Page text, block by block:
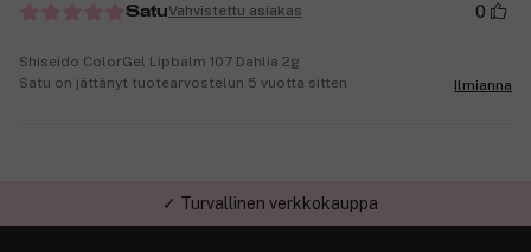
SatuVahvistettu asiakas 0
Shiseido ColorGel Lipbalm 107 Dahlia 2g
Satu on jättänyt tuotearvostelun 5 vuotta sitten
Ilmianna
✓ Turvallinen verkkokauppa